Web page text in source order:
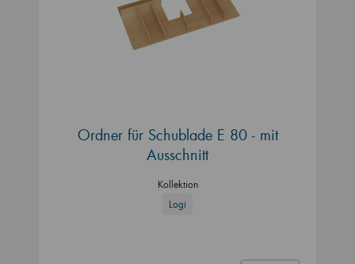
Ordner für Schublade E 80 - mit
Ausschnitt
Kollektion
Logi